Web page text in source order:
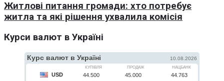
Житлові питання громади: хто потребує
житла та які рішення ухвалила комісія
Курси валют в Україні